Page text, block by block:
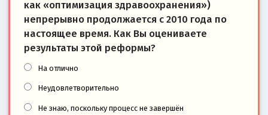
как «оптимизация здравоохранения»)
непрерывно продолжается с 2010 года по
настоящее время. Как Вы оцениваете
результаты этой реформы?
На отлично
Неудовлетворительно
Не знаю, поскольку процесс не завершён